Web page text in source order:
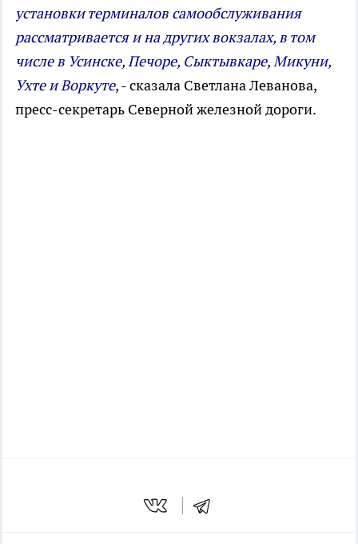
установки терминалов самообслуживания
рассматривается и на других вокзалах, в том
числе в Усинске, Печоре, Сыктывкаре, Микуни,
Ухте и Воркуте, - сказала Светлана Леванова,
пресс-секретарь Северной железной дороги.